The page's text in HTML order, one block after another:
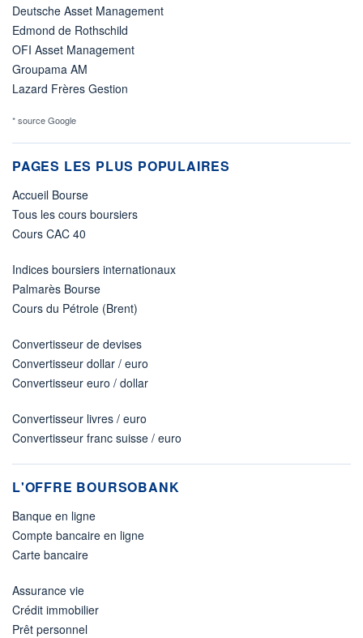
Deutsche Asset Management
Edmond de Rothschild
OFI Asset Management
Groupama AM
Lazard Frères Gestion
* source Google
PAGES LES PLUS POPULAIRES
Accueil Bourse
Tous les cours boursiers
Cours CAC 40
Indices boursiers internationaux
Palmarès Bourse
Cours du Pétrole (Brent)
Convertisseur de devises
Convertisseur dollar / euro
Convertisseur euro / dollar
Convertisseur livres / euro
Convertisseur franc suisse / euro
L'OFFRE BOURSOBANK
Banque en ligne
Compte bancaire en ligne
Carte bancaire
Assurance vie
Crédit immobilier
Prêt personnel